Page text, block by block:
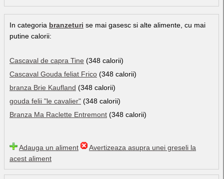
In categoria branzeturi se mai gasesc si alte alimente, cu mai
putine calorii:
Cascaval de capra Tine (348 calorii)
Cascaval Gouda feliat Frico (348 calorii)
branza Brie Kaufland (348 calorii)
gouda felii "le cavalier" (348 calorii)
Branza Ma Raclette Entremont (348 calorii)
Adauga un aliment
Avertizeaza asupra unei greseli la
acest aliment